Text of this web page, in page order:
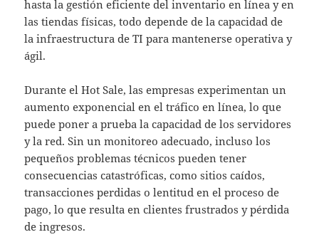
hasta la gestión eficiente del inventario en línea y en
las tiendas físicas, todo depende de la capacidad de
la infraestructura de TI para mantenerse operativa y
ágil.
Durante el Hot Sale, las empresas experimentan un
aumento exponencial en el tráfico en línea, lo que
puede poner a prueba la capacidad de los servidores
y la red. Sin un monitoreo adecuado, incluso los
pequeños problemas técnicos pueden tener
consecuencias catastróficas, como sitios caídos,
transacciones perdidas o lentitud en el proceso de
pago, lo que resulta en clientes frustrados y pérdida
de ingresos.